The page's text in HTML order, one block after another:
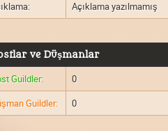
Açıklama yazılmamış
ve Düşmanlar
Guildler:
0
Guildler:
0